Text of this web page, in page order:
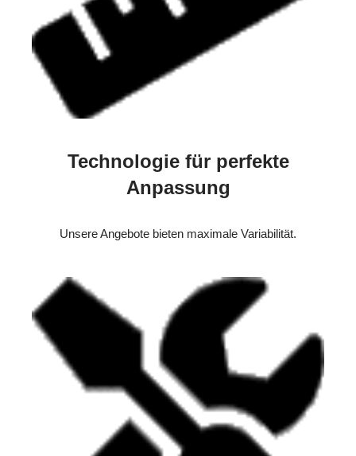
Technologie für perfekte
Anpassung
Unsere Angebote bieten maximale Variabilität.